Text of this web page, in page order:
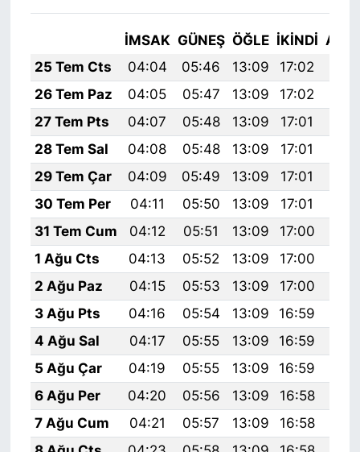
İMSAK GÜNEŞ ÖĞLE İKINDI
25 Tem Cts
04:04 05:46 13:09 17:02
26 Tem Paz
04:05 05:47 13:09 17:02
27 Tem Pts
04:07 05:48 13:09 17:01
28 Tem Sal
04:08 05:48 13:09 17:01
29 Tem Çar
04:09 05:49 13:09 17:01
30 Tem Per
04:11 05:50 13:09 17:01
31 Tem Cum
04:12 05:51 13:09 17:00
1 Ağu Cts
04:13 05:52 13:09 17:00
2 Ağu Paz
04:15 05:53 13:09 17:00
3 Ağu Pts
04:16 05:54 13:09 16:59
4 Ağu Sal
04:17 05:55 13:09 16:59
5 Ağu Çar
04:19 05:55 13:09 16:59
6 Ağu Per
04:20 05:56 13:09 16:58
7 Ağu Cum
04:21 05:57 13:09 16:58